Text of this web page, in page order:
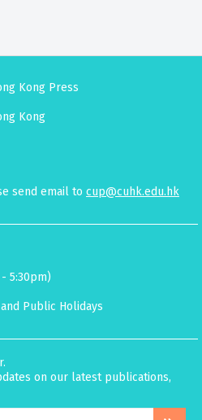
Kong Press
Kong
send email to cup@cuhk.edu.hk
5:30pm)
Public Holidays
on our latest publications,